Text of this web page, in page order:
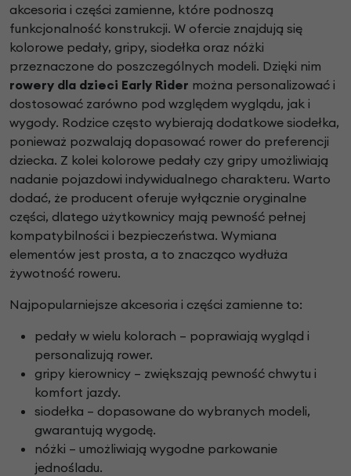
akcesoria i części zamienne, które podnoszą
funkcjonalność konstrukcji. W ofercie znajdują się
kolorowe pedały, gripy, siodełka oraz nóżki
przeznaczone do poszczególnych modeli. Dzięki nim
rowery dla dzieci Early Rider można personalizować i
dostosować zarówno pod względem wyglądu, jak i
wygody. Rodzice często wybierają dodatkowe siodełka,
ponieważ pozwalają dopasować rower do preferencji
dziecka. Z kolei kolorowe pedały czy gripy umożliwiają
nadanie pojazdowi indywidualnego charakteru. Warto
dodać, że producent oferuje wyłącznie oryginalne
części, dlatego użytkownicy mają pewność pełnej
kompatybilności i bezpieczeństwa. Wymiana
elementów jest prosta, a to znacząco wydłuża
żywotność roweru.
Najpopularniejsze akcesoria i części zamienne to:
pedały w wielu kolorach – poprawiają wygląd i
personalizują rower.
gripy kierownicy – zwiększają pewność chwytu i
komfort jazdy.
siodełka – dopasowane do wybranych modeli,
gwarantują wygodę.
nóżki – umożliwiają wygodne parkowanie
jednośladu.